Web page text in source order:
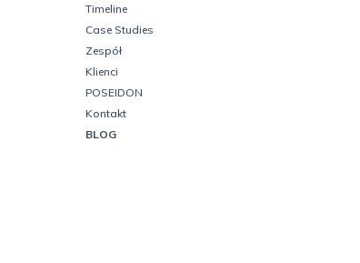
Timeline
Case Studies
Zespół
Klienci
POSEIDON
Kontakt
BLOG